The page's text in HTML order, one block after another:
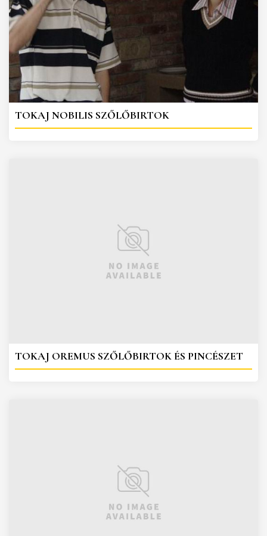
TOKAJ NOBILIS SZŐLŐBIRTOK
TOKAJ OREMUS SZŐLŐBIRTOK ÉS PINCÉSZET